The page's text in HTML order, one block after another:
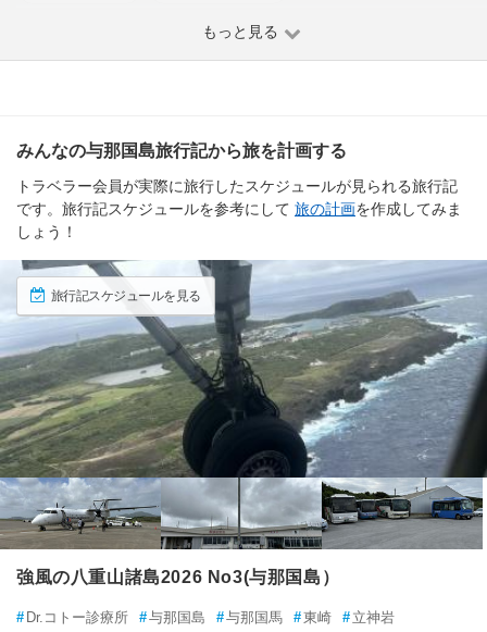
もっと見る
みんなの与那国島旅行記から旅を計画する
トラベラー会員が実際に旅行したスケジュールが見られる旅行記
です。旅行記スケジュールを参考にして 旅の計画を作成してみま
しょう！
旅行記スケジュールを見る
強風の八重山諸島2026 No3(与那国島）
# Dr.コトー診療所 #与那国島 #与那国馬 #東崎 # 立神岩